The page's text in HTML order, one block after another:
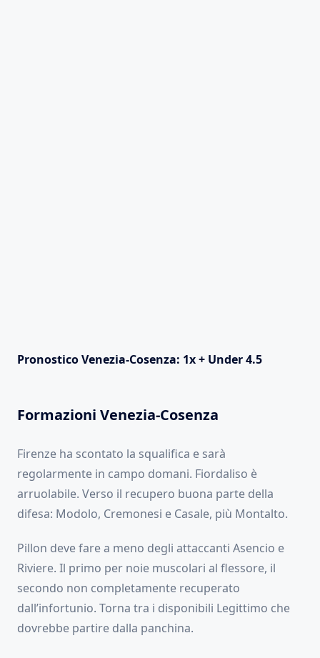
Pronostico Venezia-Cosenza: 1x + Under 4.5
Formazioni Venezia-Cosenza
Firenze ha scontato la squalifica e sarà
regolarmente in campo domani. Fiordaliso è
arruolabile. Verso il recupero buona parte della
difesa: Modolo, Cremonesi e Casale, più Montalto.
Pillon deve fare a meno degli attaccanti Asencio e
Riviere. Il primo per noie muscolari al flessore, il
secondo non completamente recuperato
dall’infortunio. Torna tra i disponibili Legittimo che
dovrebbe partire dalla panchina.